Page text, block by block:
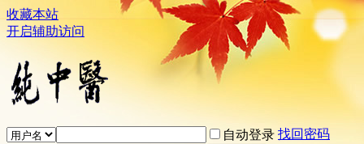
收藏本站
开启辅助访问
自动登录 找回密码